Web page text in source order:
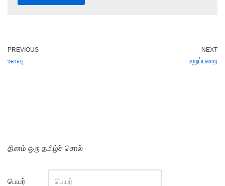
PREVIOUS
உளவு
NEXT
உறுப்பறை
தினம் ஒரு தமிழ்ச் சொல்
பெயர்